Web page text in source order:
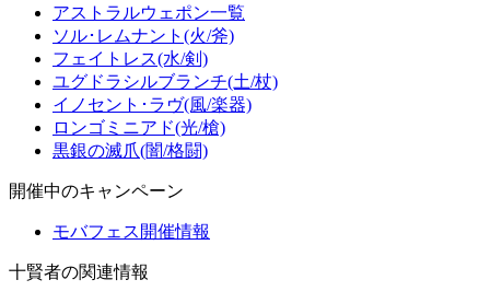
アストラルウェポン一覧
ソル･レムナント(火/斧)
フェイトレス(水/剣)
ユグドラシルブランチ(土/杖)
イノセント･ラヴ(風/楽器)
ロンゴミニアド(光/槍)
黒銀の滅爪(闇/格闘)
開催中のキャンペーン
モバフェス開催情報
十賢者の関連情報